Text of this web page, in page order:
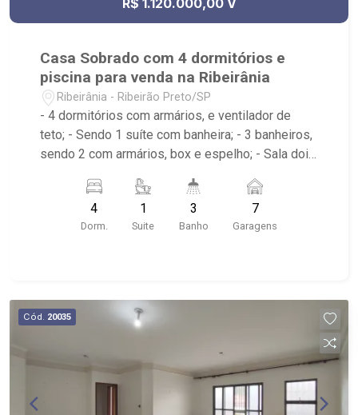
R$ 1.120.000,00 V
Casa Sobrado com 4 dormitórios e
piscina para venda na Ribeirânia
Ribeirânia - Ribeirão Preto/SP
- 4 dormitórios com armários, e ventilador de
teto; - Sendo 1 suíte com banheira; - 3 banheiros,
sendo 2 com armários, box e espelho; - Sala dois
tradicional planejada; - Despensa; - Área de
serviço; - Varanda; - Lavabo; - Piscina com
hidromassagem e prainha; - Aquecimento solar; -
Picanha Restaurante & Chopperia
4
Dorm.
1
Suite
3
Banho
7
Garagens
Cód. 20035